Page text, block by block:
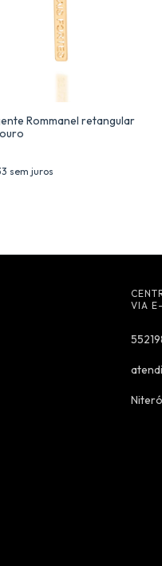
Rommanel retangular
sem juros
VIA